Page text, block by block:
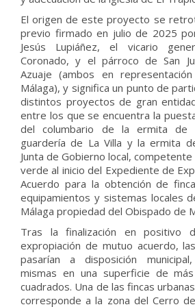
El origen de este proyecto se
previo firmado en julio de 2025
Jesús Lupiáñez, el vicario
Coronado, y el párroco de San
Azuaje (ambos en
Málaga), y significa un punto de
distintos proyectos de gran
entre los que se encuentra la
del columbario de la ermita de
guardería de La Villa y la ermita
Junta de Gobierno local,
verde al inicio del Expediente de
Acuerdo para la obtención de
equipamientos y sistemas locales
Málaga propiedad del Obispado de
Tras la finalización en positivo
expropiación de mutuo acuerdo,
pasarían a disposición
mismas en una superficie de
cuadrados. Una de las fincas
corresponde a la zona del Cerro